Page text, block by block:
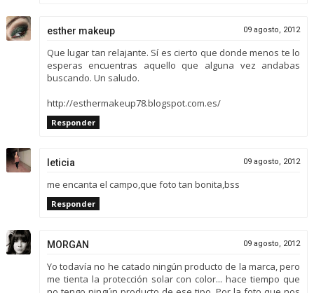
esther makeup 09 agosto, 2012
Que lugar tan relajante. Sí es cierto que donde menos te lo
esperas encuentras aquello que alguna vez andabas
buscando. Un saludo.
http://esthermakeup78.blogspot.com.es/
Responder
leticia 09 agosto, 2012
me encanta el campo,que foto tan bonita,bss
Responder
MORGAN 09 agosto, 2012
Yo todavía no he catado ningún producto de la marca, pero
me tienta la protección solar con color... hace tiempo que